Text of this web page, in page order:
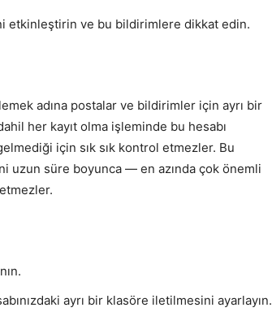
etkinleştirin ve bu bildirimlere dikkat edin.
adına postalar ve bildirimler için ayrı bir
her kayıt olma işleminde bu hesabı
için sık sık kontrol etmezler. Bu
uzun süre boyunca — en azında çok önemli
ayrı bir klasöre iletilmesini ayarlayın.